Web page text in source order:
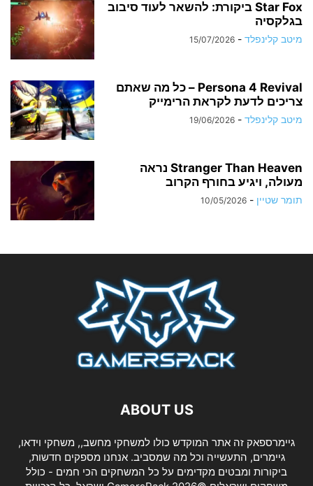
Star Fox ביקורת: להשאר לעוד סיבוב
בגלקסיה
מיטב קלינפלד -
15/07/2026
Persona 4 Revival – כל מה שאתם
צריכים לדעת לקראת הרימייק
מיטב קלינפלד -
19/06/2026
Stranger Than Heaven נראה
מעולה, ויגיע בחורף הקרוב
תומר שטיין -
10/05/2026
ABOUT US
גיימרספאק זה אתר המוקדש כולו למשחקי מחשב,, משחקי וידאו,
גיימרים, התעשייה וכל מה שמסביב. אנחנו מספקים חדשות,
ביקורות ומבטים מקדימים על כל המשחקים הכי חמים - כולל